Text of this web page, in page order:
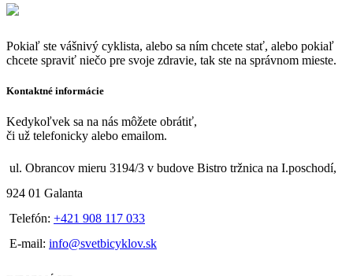
Pokiaľ ste vášnivý cyklista, alebo sa ním chcete stať, alebo pokiaľ
chcete spraviť niečo pre svoje zdravie, tak ste na správnom mieste.
Kontaktné informácie
Kedykoľvek sa na nás môžete obrátiť,
či už telefonicky alebo emailom.
ul. Obrancov mieru 3194/3 v budove Bistro tržnica na I.poschodí,
924 01 Galanta
Telefón: +421 908 117 033
E-mail: info@svetbicyklov.sk